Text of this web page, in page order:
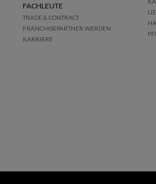
FACHLEUTE
TRADE & CONTRACT
FRANCHISEPARTNER WERDEN
KARRIERE